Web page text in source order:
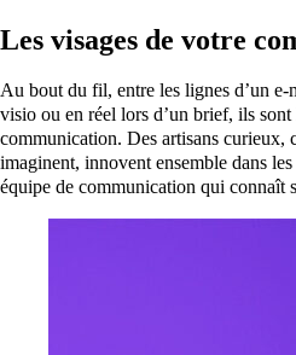
Les visages de votre
Au bout du fil, entre les lignes d’un e-
visio ou en réel lors d’un brief, ils sont
communication. Des artisans curieux,
imaginent, innovent ensemble dans
équipe de communication qui